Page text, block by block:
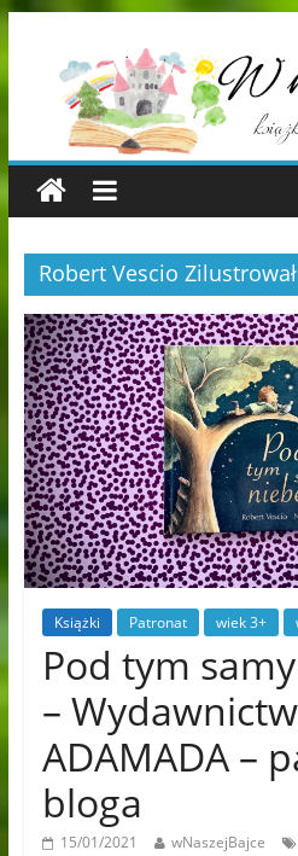
Robert Vescio
Książki Patronat wiek 3+
Pod tym
–
ADAMADA –
bloga
15/01/2021 wNaszejBajce